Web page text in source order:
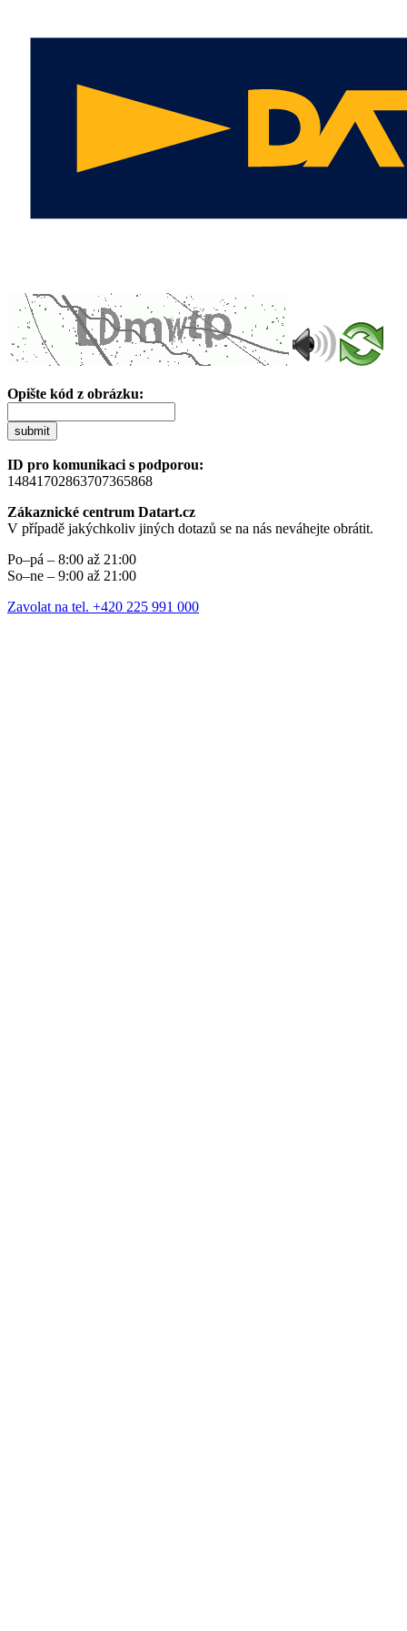
Opište kód z obrázku:
submit
ID pro komunikaci s podporou:
14841702863707365868
Zákaznické centrum Datart.cz
V případě jakýchkoliv jiných dotazů se na nás neváhejte obrátit.
Po–pá – 8:00 až 21:00
So–ne – 9:00 až 21:00
Zavolat na tel. +420 225 991 000